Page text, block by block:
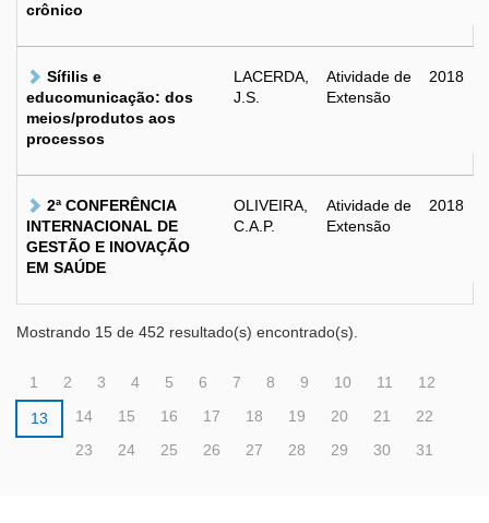
crônico
Sífilis e
educomunicação: dos
meios/produtos aos
processos
LACERDA,
J.S.
Atividade de
Extensão
2018
2ª CONFERÊNCIA
INTERNACIONAL DE
GESTÃO E INOVAÇÃO
EM SAÚDE
OLIVEIRA,
C.A.P.
Atividade de
Extensão
2018
Mostrando 15 de 452 resultado(s) encontrado(s).
1 2 3 4 5 6 7 8 9 10 11 12
13 14 15 16 17 18 19 20 21
22
23
24 25 26 27 28 29 30 31